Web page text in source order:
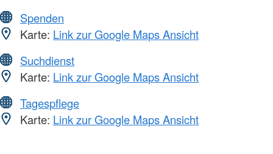
Spenden
Karte: Link zur Google Maps Ansicht
Suchdienst
Karte: Link zur Google Maps Ansicht
Tagespflege
Karte: Link zur Google Maps Ansicht